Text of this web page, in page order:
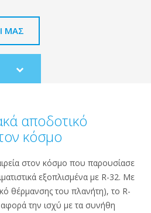
ΜΑΣ
Scroll
to
αποδοτικό
κόσμο
στον κόσμο που παρουσίασε
εξοπλισμένα με R-32. Με
θέρμανσης του πλανήτη), το R-
την ισχύ με τα συνήθη